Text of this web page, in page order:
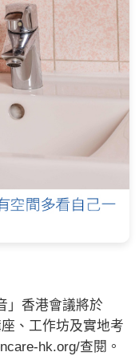
香港會議將於
、工作坊及實地考
hk.org/查閱。